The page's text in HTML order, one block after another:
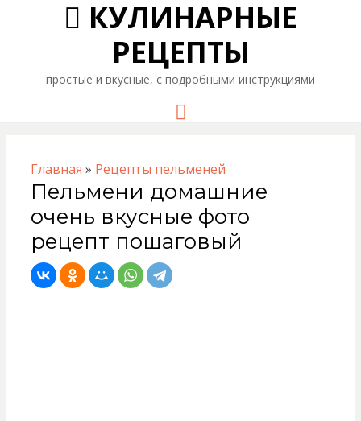
КУЛИНАРНЫЕ
РЕЦЕПТЫ
простые и вкусные, с подробными инструкциями
Главная » Рецепты пельменей
Пельмени домашние
очень вкусные фото
рецепт пошаговый